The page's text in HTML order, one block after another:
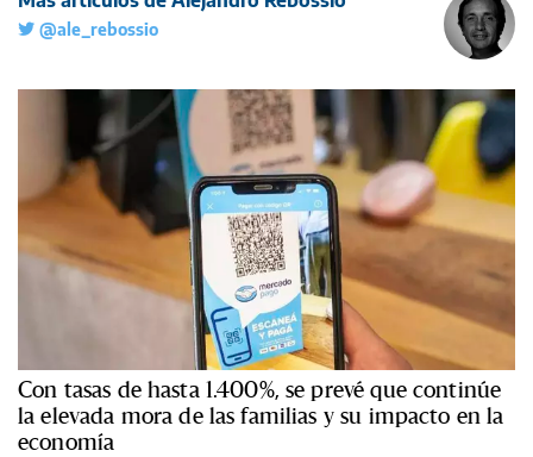
@ale_rebossio
Con tasas de hasta 1.400%, se prevé que continúe
la elevada mora de las familias y su impacto en la
economía